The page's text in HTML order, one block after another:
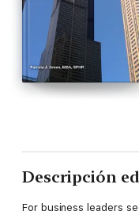
Descripción
For business leaders